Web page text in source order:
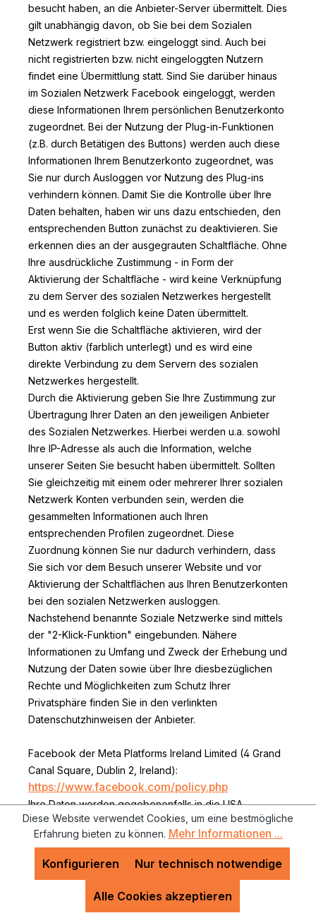
besucht haben, an die Anbieter-Server übermittelt. Dies
gilt unabhängig davon, ob Sie bei dem Sozialen
Netzwerk registriert bzw. eingeloggt sind. Auch bei
nicht registrierten bzw. nicht eingeloggten Nutzern
findet eine Übermittlung statt. Sind Sie darüber hinaus
im Sozialen Netzwerk Facebook eingeloggt, werden
diese Informationen Ihrem persönlichen Benutzerkonto
zugeordnet. Bei der Nutzung der Plug-in-Funktionen
(z.B. durch Betätigen des Buttons) werden auch diese
Informationen Ihrem Benutzerkonto zugeordnet, was
Sie nur durch Ausloggen vor Nutzung des Plug-ins
verhindern können. Damit Sie die Kontrolle über Ihre
Daten behalten, haben wir uns dazu entschieden, den
entsprechenden Button zunächst zu deaktivieren. Sie
erkennen dies an der ausgegrauten Schaltfläche. Ohne
Ihre ausdrückliche Zustimmung - in Form der
Aktivierung der Schaltfläche - wird keine Verknüpfung
zu dem Server des sozialen Netzwerkes hergestellt
und es werden folglich keine Daten übermittelt.
Erst wenn Sie die Schaltfläche aktivieren, wird der
Button aktiv (farblich unterlegt) und es wird eine
direkte Verbindung zu dem Servern des sozialen
Netzwerkes hergestellt.
Durch die Aktivierung geben Sie Ihre Zustimmung zur
Übertragung Ihrer Daten an den jeweiligen Anbieter
des Sozialen Netzwerkes. Hierbei werden u.a. sowohl
Ihre IP-Adresse als auch die Information, welche
unserer Seiten Sie besucht haben übermittelt. Sollten
Sie gleichzeitig mit einem oder mehrerer Ihrer sozialen
Netzwerk Konten verbunden sein, werden die
gesammelten Informationen auch Ihren
entsprechenden Profilen zugeordnet. Diese
Zuordnung können Sie nur dadurch verhindern, dass
Sie sich vor dem Besuch unserer Website und vor
Aktivierung der Schaltflächen aus Ihren Benutzerkonten
bei den sozialen Netzwerken ausloggen.
Nachstehend benannte Soziale Netzwerke sind mittels
der "2-Klick-Funktion" eingebunden. Nähere
Informationen zu Umfang und Zweck der Erhebung und
Nutzung der Daten sowie über Ihre diesbezüglichen
Rechte und Möglichkeiten zum Schutz Ihrer
Privatsphäre finden Sie in den verlinkten
Datenschutzhinweisen der Anbieter.
Facebook der Meta Platforms Ireland Limited (4 Grand
Canal Square, Dublin 2, Ireland):
https://www.facebook.com/policy.php
Ihre Daten werden gegebenenfalls in die USA
übermittelt. Für die USA ist kein
Angemessenheitsbeschluss der EU-Kommission
Grundlage von Standardvertragsklauseln als geeignete
Garantien für den Schutz der personenbezogenen
Diese Website verwendet Cookies, um eine bestmögliche
Erfahrung bieten zu können. Mehr Informationen ...
Nur technisch notwendige
Konfigurieren
Alle Cookies akzeptieren